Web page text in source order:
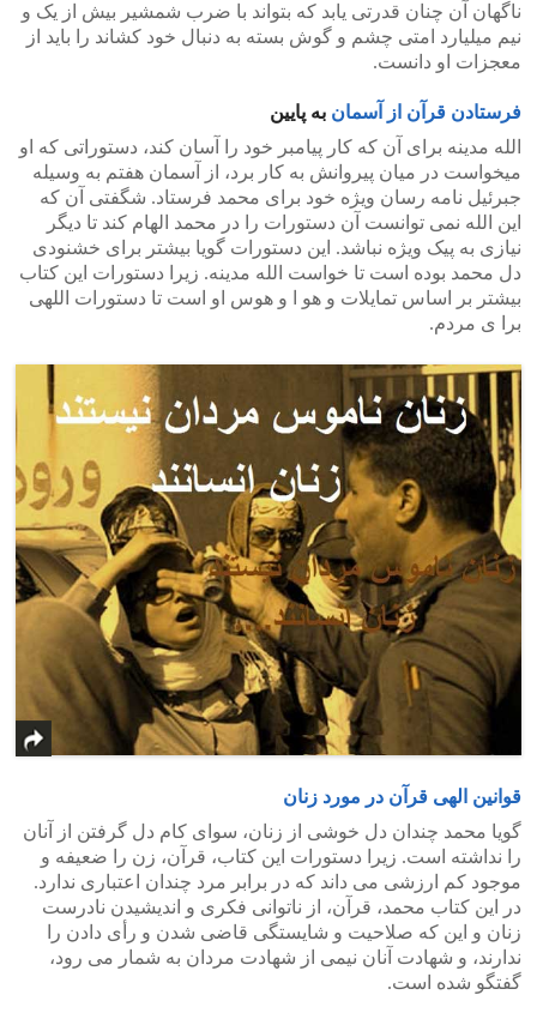
ناگهان آن چنان قدرتی یابد که بتواند با ضرب شمشیر بیش از یک و
نیم میلیارد امتی چشم و گوش بسته به دنبال خود کشاند را باید از
معجزات او دانست.
فرستادن قرآن از آسمان به پایین
الله مدینه برای آن که کار پیامبر خود را آسان کند، دستوراتی که او
میخواست در میان پیروانش به کار برد، از آسمان هفتم به وسیله
جبرئیل نامه رسان ویژه خود برای محمد فرستاد. شگفتی آن که
این الله نمی توانست آن دستورات را در محمد الهام کند تا دیگر
نیازی به پیک ویژه نباشد. این دستورات گویا بیشتر برای خشنودی
دل محمد بوده است تا خواست الله مدینه. زیرا دستورات این کتاب
بیشتر بر اساس تمایلات و هو ا و هوس او است تا دستورات اللهی
برا ی مردم.
قوانین الهی قرآن در مورد زنان
گویا محمد چندان دل خوشی از زنان، سوای کام دل گرفتن از آنان
را نداشته است. زیرا دستورات این کتاب، قرآن، زن را ضعیفه و
موجود کم ارزشی می داند که در برابر مرد چندان اعتباری ندارد.
در این کتاب محمد، قرآن، از ناتوانی فکری و اندیشیدن نادرست
زنان و این که صلاحیت و شایستگی قاضی شدن و رأی دادن را
ندارند، و شهادت آنان نیمی از شهادت مردان به شمار می رود،
گفتگو شده است.